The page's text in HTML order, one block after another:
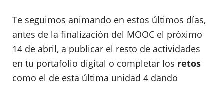
Te seguimos animando en estos últimos días,
antes de la finalización del MOOC el próximo
14 de abril, a publicar el resto de actividades
en tu portafolio digital o completar los retos
como el de esta última unidad 4 dando